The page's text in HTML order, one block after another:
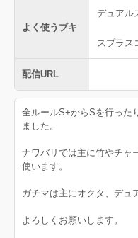
よく使うブキ
デュアル
スプラス
配信URL
全ルールS+からSを行った
ました。
ナワバリでは主に竹やチャ
使います。
ガチマは主にオクタ、デュ
よろしくお願いします。